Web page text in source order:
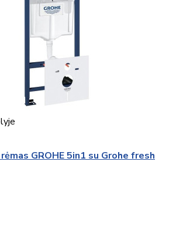
GROHE 5in1 su Grohe fresh